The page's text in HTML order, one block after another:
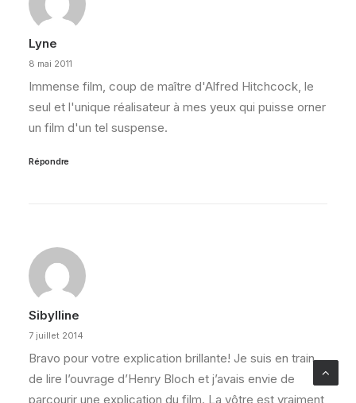
Lyne
8 mai 2011
Immense film, coup de maître d'Alfred Hitchcock, le
seul et l'unique réalisateur à mes yeux qui puisse orner
un film d'un tel suspense.
Répondre
Sibylline
7 juillet 2014
Bravo pour votre explication brillante! Je suis en train
de lire l’ouvrage d’Henry Bloch et j’avais envie de
parcourir une explication du film. La vôtre est vraiment